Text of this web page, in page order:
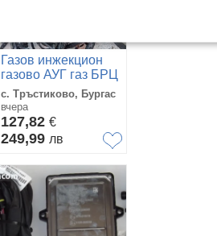
Газов инжекцион
газово АУГ газ БРЦ
BRC Пълен
комплект + Бутилка
с. Тръстиково, Бургас
вчера
127,82 €
249,99 лв